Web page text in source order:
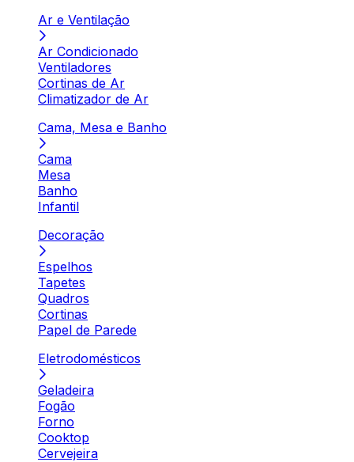
Ar e Ventilação
Ar Condicionado
Ventiladores
Cortinas de Ar
Climatizador de Ar
Cama, Mesa e Banho
Cama
Mesa
Banho
Infantil
Decoração
Espelhos
Tapetes
Quadros
Cortinas
Papel de Parede
Eletrodomésticos
Geladeira
Fogão
Forno
Cooktop
Cervejeira